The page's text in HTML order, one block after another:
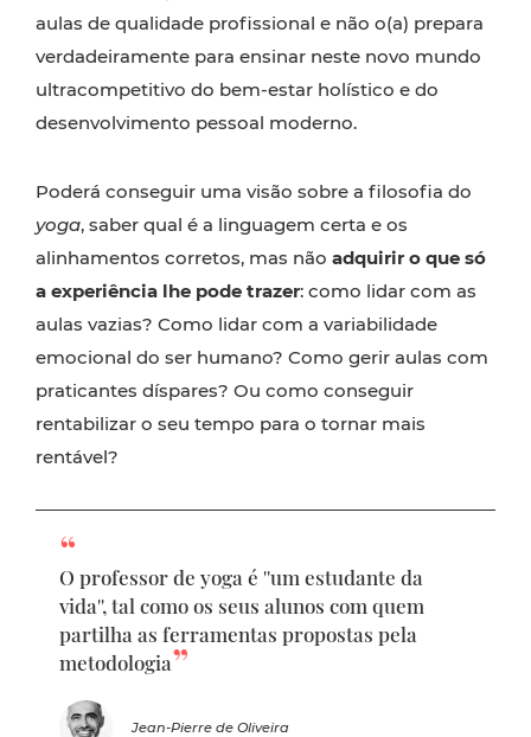
aulas de qualidade profissional e não o(a) prepara
verdadeiramente para ensinar neste novo mundo
ultracompetitivo do bem-estar holístico e do
desenvolvimento pessoal moderno.
Poderá conseguir uma visão sobre a filosofia do
yoga, saber qual é a linguagem certa e os
alinhamentos corretos, mas não adquirir o que só
a experiência lhe pode trazer: como lidar com as
aulas vazias? Como lidar com a variabilidade
emocional do ser humano? Como gerir aulas com
praticantes díspares? Ou como conseguir
rentabilizar o seu tempo para o tornar mais
rentável?
O professor de yoga é ''um estudante da
vida'', tal como os seus alunos com quem
partilha as ferramentas propostas pela
metodologia
Jean-Pierre de Oliveira